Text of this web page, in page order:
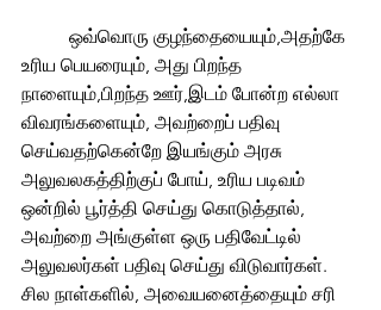
உரிய பெயரையும், அது பிறந்த
நாளையும்,பிறந்த ஊர்,இடம் போன்ற எல்லா
விவரங்களையும், அவற்றைப் பதிவு
செய்வதற்கென்றே இயங்கும் அரசு
அலுவலகத்திற்குப் போய், உரிய படிவம்
ஒன்றில் பூர்த்தி செய்து கொடுத்தால்,
அவற்றை அங்குள்ள ஒரு பதிவேட்டில்
அலுவலர்கள் பதிவு செய்து விடுவார்கள்.
சில நாள்களில், அவையனைத்தையும் சரி